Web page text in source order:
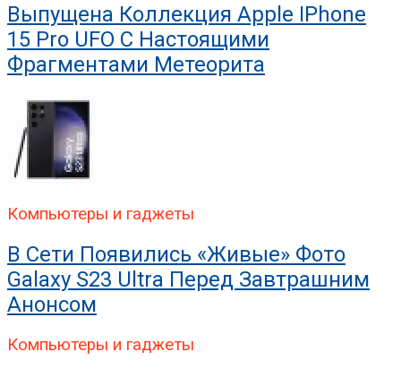
Выпущена Коллекция Apple IPhone
15 Pro UFO С Настоящими
Фрагментами Метеорита
Компьютеры и гаджеты
В Сети Появились «живые» Фото
Galaxy S23 Ultra Перед Завтрашним
Анонсом
Компьютеры и гаджеты